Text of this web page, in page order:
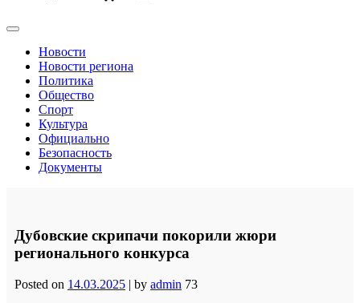
Новости
Новости региона
Политика
Общество
Спорт
Культура
Официально
Безопасность
Документы
Дубовские скрипачи покорили жюри
регионального конкурса
Posted on 14.03.2025 | by admin 73